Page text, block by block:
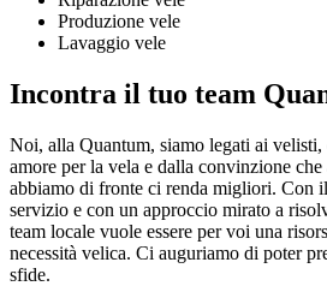
Produzione vele
Lavaggio vele
Incontra il tuo team
Noi, alla Quantum, siamo legati ai
amore per la vela e dalla convinzione
abbiamo di fronte ci renda migliori. Con
servizio e con un approccio mirato a
team locale vuole essere per voi una
necessità velica. Ci auguriamo di poter
sfide.